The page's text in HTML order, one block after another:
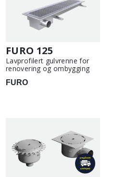
FURO 125
Lavprofilert gulvrenne for
renovering og ombygging
FURO